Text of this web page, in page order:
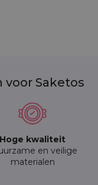
voor Saketos
Hoge kwaliteit
en veilige
materialen